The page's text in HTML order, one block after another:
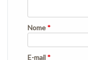
Nome *
E-mail *